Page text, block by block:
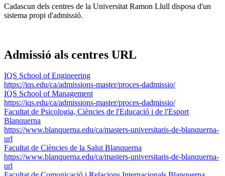
Cadascun dels centres de la Universitat Ramon Llull disposa d'un
sistema propi d'admissió.
Admissió als centres URL
IQS School of Engineering
https://iqs.edu/ca/admissions-master/proces-dadmissio/
IQS School of Management
https://iqs.edu/ca/admissions-master/proces-dadmissio/
Facultat de Psicologia, Ciències de l'Educació i de l'Esport
Blanquerna
https://www.blanquerna.edu/ca/masters-universitaris-de-blanquerna-
url
Facultat de Ciències de la Salut Blanquerna
https://www.blanquerna.edu/ca/masters-universitaris-de-blanquerna-
url